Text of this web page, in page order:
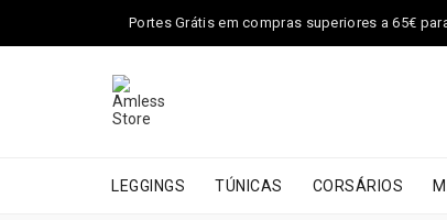
Portes Grátis em compras superiores a 65€
LEGGINGS TÚNICAS CORSÁRIOS